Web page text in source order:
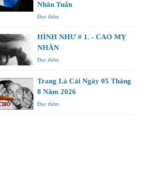
Nhân Tuấn
Đọc thêm
HÌNH NHƯ # 1. - CAO MỴ
NHÂN
Đọc thêm
Trang Lá Cải Ngày 05 Tháng
8 Năm 2026
Đọc thêm